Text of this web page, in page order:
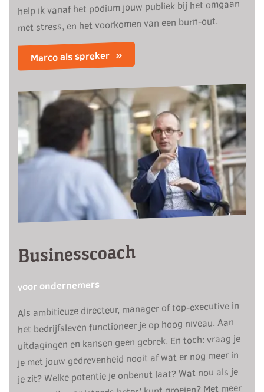
help ik vanaf het podium jouw publiek bij het omgaan
met stress, en het voorkomen van een burn-out.
Marco als spreker
Businesscoach
voor ondernemers
Als ambitieuze directeur, manager of top-executive in
het bedrijfsleven functioneer je op hoog niveau. Aan
uitdagingen en kansen geen gebrek. En toch: vraag je
je met jouw gedrevenheid nooit af wat er nog meer in
je zit? Welke potentie je onbenut laat? Wat nou als je